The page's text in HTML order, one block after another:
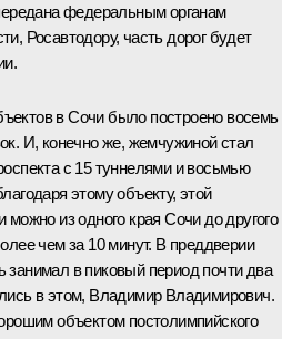
федеральным органам
Росавтодору, часть дорог будет
в Сочи было построено восемь
И, конечно же, жемчужиной стал
с 15 туннелями и восьмью
этому объекту, этой
можно из одного края Сочи до другого
чем за 10 минут. В преддверии
в пиковый период почти два
в этом, Владимир Владимирович.
объектом постолимпийского